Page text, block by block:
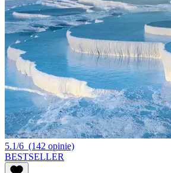
5.1/6 (142 opinie)
BESTSELLER